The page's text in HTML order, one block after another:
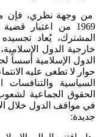
من وجهة نظري، فإن
1969 من اعتبار
المشترك، يُعاد
خارجية الدول
الدول الإسلامية أسساً
حوار لا تطغى عليه
السياسية والتنافسات
الحقوق الجماعية
في مواقف الدول خلال
جديدة: